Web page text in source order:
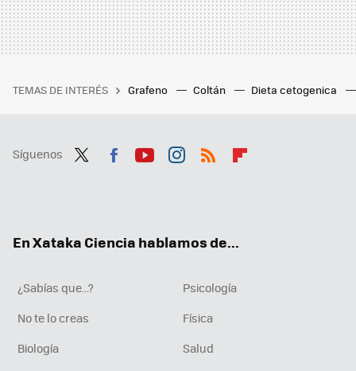
TEMAS DE INTERÉS Grafeno Coltán Dieta cetogenica
Síguenos
En Xataka Ciencia hablamos de...
¿Sabías que...?
Psicología
No te lo creas
Física
Biología
Salud